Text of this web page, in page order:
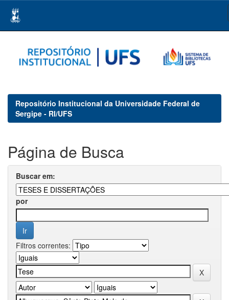
navigation
Repositório Institucional da Universidade Federal de
Sergipe - RI/UFS
Página de Busca
Buscar em:
por
Filtros correntes: